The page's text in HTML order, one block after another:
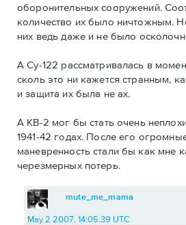
оборонительных сооружений.
количество их было ничтожным.
них ведь даже и не было
А Су-122 рассматривалась в
сколь это ни кажется странным,
и защита их была не ах.
А КВ-2 мог бы стать очень
1941-42 годах. После его
маневренность стали бы как мне
черезмерных потерь.
mute_me_mama
May 2 2007, 14:05:39 UTC